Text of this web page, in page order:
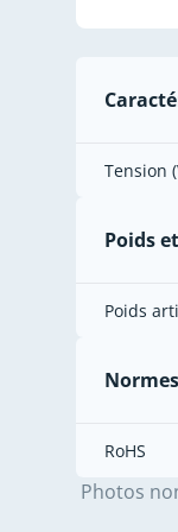
Tension
Poids
Poids
RoHS
Photos